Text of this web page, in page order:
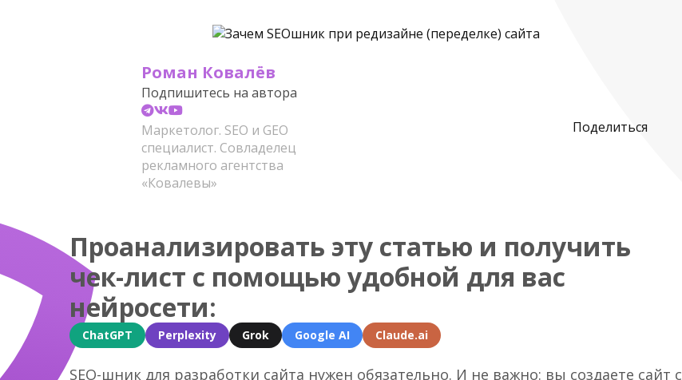
Роман Ковалёв
Подпишитесь на автора
Маркетолог. SEO и GEO
специалист. Совладелец
рекламного агентства
«Ковалевы»
Поделиться
Проанализировать эту статью и получить
чек-лист с помощью удобной для вас
нейросети:
ChatGPT Perplexity Grok Google AI Claude.ai
SEO-шник для разработки сайта нужен обязательно. И не важно: вы создаете сайт с